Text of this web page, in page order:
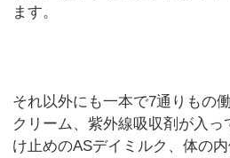
ます。
それ以外にも一本で7通りもの
クリーム、紫外線吸収剤が入
け止めのASデイミルク、体の